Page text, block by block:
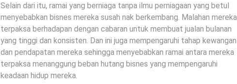
Selain dari itu, ramai yang berniaga tanpa ilmu perniagaan yang betul
menyebabkan bisnes mereka susah nak berkembang. Malahan mereka
terpaksa berhadapan dengan cabaran untuk membuat jualan bulanan
yang tinggi dan konsisten. Dan ini juga mempengaruhi tahap kewangan
dan pendapatan mereka sehingga menyebabkan ramai antara mereka
terpaksa menanggung beban hutang bisnes yang mempengaruhi
keadaan hidup mereka.